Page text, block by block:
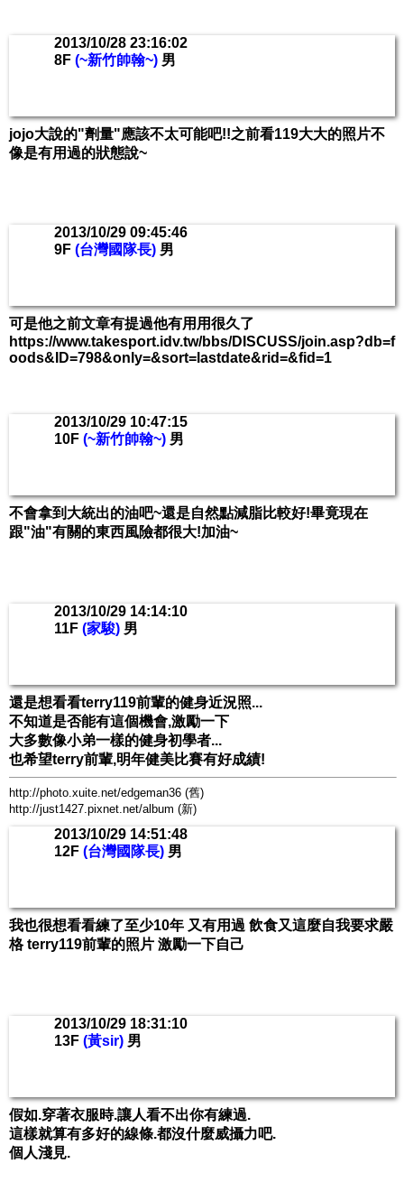
2013/10/28 23:16:02
8F (~新竹帥翰~) 男
jojo大說的"劑量"應該不太可能吧!!之前看119大大的照片不
像是有用過的狀態說~
2013/10/29 09:45:46
9F (台灣國隊長) 男
可是他之前文章有提過他有用用很久了
https://www.takesport.idv.tw/bbs/DISCUSS/join.asp?db=f
oods&ID=798&only=&sort=lastdate&rid=&fid=1
2013/10/29 10:47:15
10F (~新竹帥翰~) 男
不會拿到大統出的油吧~還是自然點減脂比較好!畢竟現在
跟"油"有關的東西風險都很大!加油~
2013/10/29 14:14:10
11F (家駿) 男
還是想看看terry119前輩的健身近況照...
不知道是否能有這個機會,激勵一下
大多數像小弟一樣的健身初學者...
也希望terry前輩,明年健美比賽有好成績!
http://photo.xuite.net/edgeman36 (舊)
http://just1427.pixnet.net/album (新)
2013/10/29 14:51:48
12F (台灣國隊長) 男
我也很想看看練了至少10年 又有用過 飲食又這麼自我要求嚴
格 terry119前輩的照片 激勵一下自己
2013/10/29 18:31:10
13F (黃sir) 男
假如.穿著衣服時.讓人看不出你有練過.
這樣就算有多好的線條.都沒什麼威攝力吧.
個人淺見.